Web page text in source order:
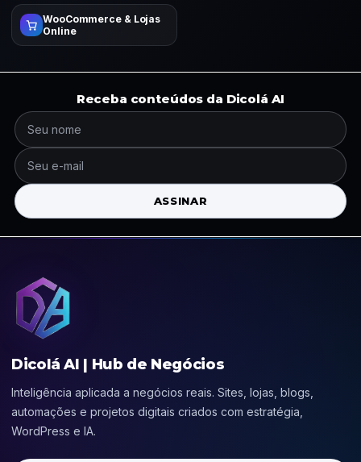
WooCommerce & Lojas
Online
Receba conteúdos da Dicolá AI
ASSINAR
Dicolá AI | Hub de Negócios
Inteligência aplicada a negócios reais. Sites, lojas, blogs,
automações e projetos digitais criados com estratégia,
WordPress e IA.